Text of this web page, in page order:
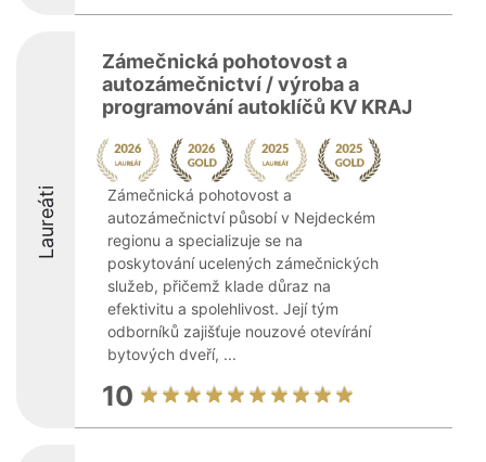
Laureáti
Zámečnická pohotovost a
autozámečnictví / výroba a
programování autoklíčů KV KRAJ
Zámečnická pohotovost a
autozámečnictví působí v Nejdeckém
regionu a specializuje se na
poskytování ucelených zámečnických
služeb, přičemž klade důraz na
efektivitu a spolehlivost. Její tým
odborníků zajišťuje nouzové otevírání
bytových dveří, ...
10